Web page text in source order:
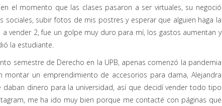
el momento que las clases pasaron a ser virtuales, su negoció
sociales, subir fotos de mis postres y esperar que alguien haga la
vender 2, fue un golpe muy duro para mí, los gastos aumentan y
la estudiante.
semestre de Derecho en la UPB, apenas comenzó la pandemia
montar un emprendimiento de accesorios para dama, Alejandra
dinero para la universidad, así que decidí vender todo tipo
me ha ido muy bien porque me contacté con páginas que